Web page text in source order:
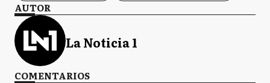
AUTOR
La Noticia 1
COMENTARIOS